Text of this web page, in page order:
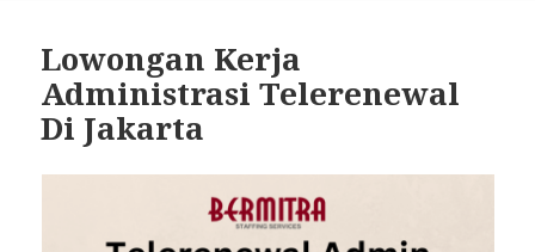
Lowongan Kerja
Administrasi Telerenewal
Di Jakarta